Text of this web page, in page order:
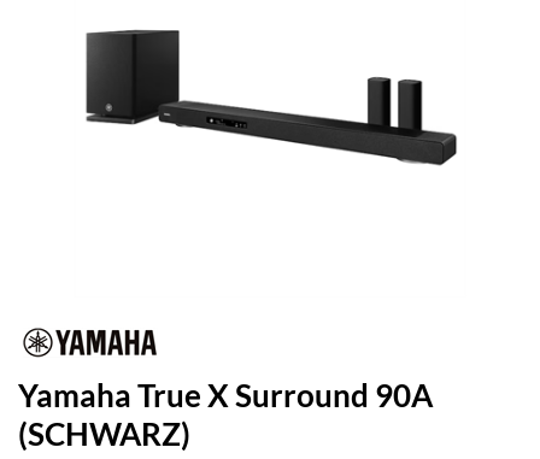
Yamaha True X Surround 90A
(SCHWARZ)